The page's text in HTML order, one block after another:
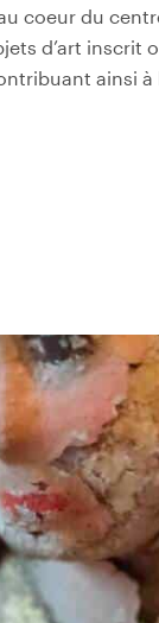
coeur du
d’art inscrit
ainsi à